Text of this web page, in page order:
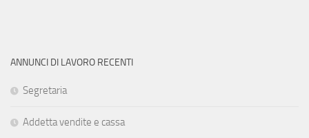
ANNUNCI DI LAVORO RECENTI
Segretaria
Addetta vendite e cassa